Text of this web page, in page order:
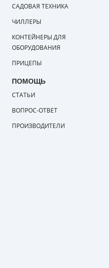
САДОВАЯ ТЕХНИКА
ЧИЛЛЕРЫ
КОНТЕЙНЕРЫ ДЛЯ
ОБОРУДОВАНИЯ
ПРИЦЕПЫ
ПОМОЩЬ
СТАТЬИ
ВОПРОС-ОТВЕТ
ПРОИЗВОДИТЕЛИ